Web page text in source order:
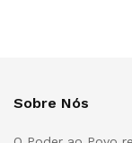
Sobre Nós